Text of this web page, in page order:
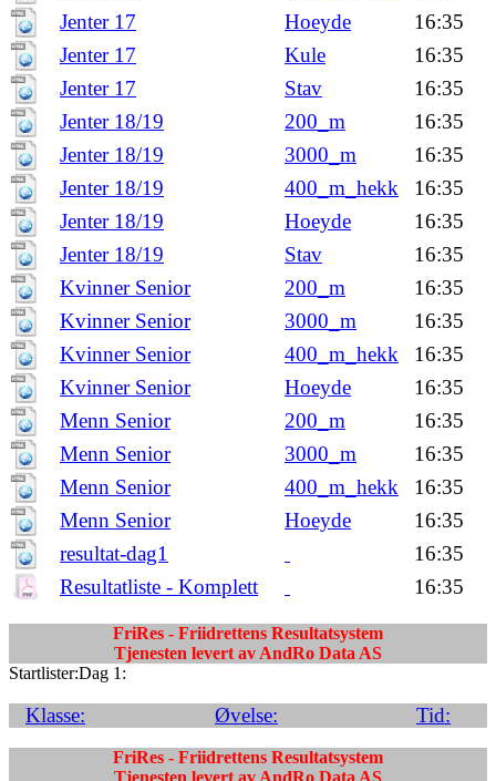
Jenter 17
Hoeyde
16:35
Jenter 17
Kule
16:35
Jenter 17
Stav
16:35
Jenter 18/19
200_m
16:35
Jenter 18/19
3000_m
16:35
Jenter 18/19
400_m_hekk
16:35
Jenter 18/19
Hoeyde
16:35
Jenter 18/19
Stav
16:35
Kvinner Senior
200_m
16:35
Kvinner Senior
3000_m
16:35
Kvinner Senior
400_m_hekk
16:35
Kvinner Senior
Hoeyde
16:35
Menn Senior
200_m
16:35
Menn Senior
3000_m
16:35
Menn Senior
400_m_hekk
16:35
Menn Senior
Hoeyde
16:35
resultat-dag1
16:35
Resultatliste - Komplett
16:35
FriRes - Friidrettens Resultatsystem
Tjenesten levert av AndRo Data AS
Startlister:Dag 1:
Klasse: Øvelse: Tid:
FriRes - Friidrettens Resultatsystem
Tjenesten levert av AndRo Data AS